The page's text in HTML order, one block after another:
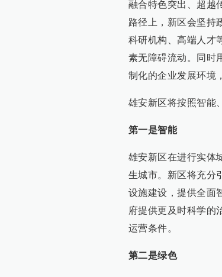
融合特色突出、超越
路径上，新区会坚持
科研机构、高端人才
素无障碍流动。同时
制化的企业发展环境
雄安新区将按照智能
第一是智能
雄安新区在进行实体
生城市。新区将充分
设施建设，提供全面
府提供更及时科学的
运营条件。
第二是绿色